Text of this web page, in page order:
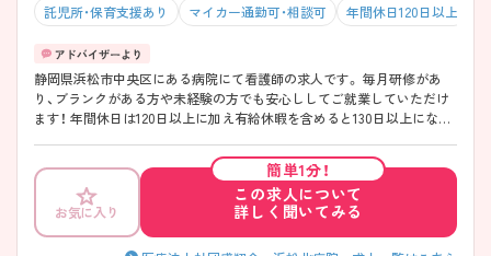
託児所・保育支援あり マイカー通勤可・相談可 年間休日120日以上
静岡県浜松市中央区にある病院にて看護師の求人です。 毎月研修があ
り、ブランクがある方や未経験の方でも安心ししてご就業していただけ
ます！ 年間休日は120日以上に加え有給休暇を含めると130日以上にな
お気に入り
簡単1分！
この求人について
詳しく聞いてみる